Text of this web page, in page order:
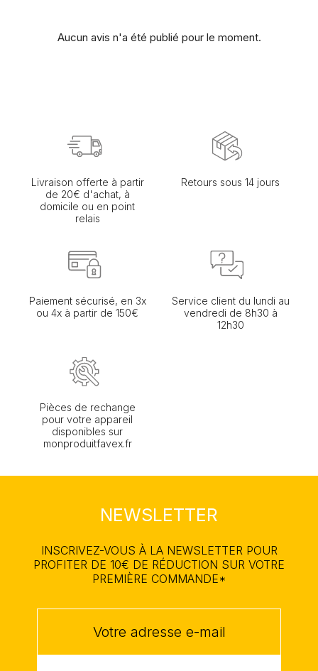
Aucun avis n'a été publié pour le moment.
Livraison offerte à partir
de 20€ d'achat, à
domicile ou en point
relais
Retours sous 14 jours
Paiement sécurisé, en 3x
ou 4x à partir de 150€
Service client du lundi au
vendredi de 8h30 à
12h30
Pièces de rechange
pour votre appareil
disponibles sur
monproduitfavex.fr
NEWSLETTER
INSCRIVEZ-VOUS À LA NEWSLETTER POUR
PROFITER DE 10€ DE RÉDUCTION SUR VOTRE
PREMIÈRE COMMANDE*